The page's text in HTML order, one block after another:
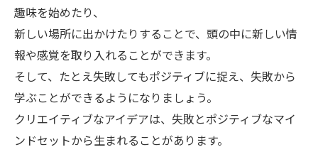
趣味を始めたり、
新しい場所に出かけたりすることで、頭の中に新しい情
報や感覚を取り入れることができます。
そして、たとえ失敗してもポジティブに捉え、失敗から
学ぶことができるようになりましょう。
クリエイティブなアイデアは、失敗とポジティブなマイ
ンドセットから生まれることがあります。